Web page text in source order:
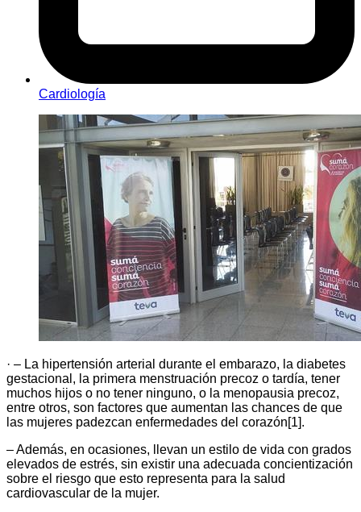
Cardiología
· – La hipertensión arterial durante el embarazo, la diabetes
gestacional, la primera menstruación precoz o tardía, tener
muchos hijos o no tener ninguno, o la menopausia precoz,
entre otros, son factores que aumentan las chances de que
las mujeres padezcan enfermedades del corazón[1].
– Además, en ocasiones, llevan un estilo de vida con grados
elevados de estrés, sin existir una adecuada concientización
sobre el riesgo que esto representa para la salud
cardiovascular de la mujer.